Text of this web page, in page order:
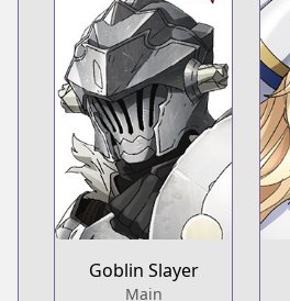
Goblin Slayer
Main